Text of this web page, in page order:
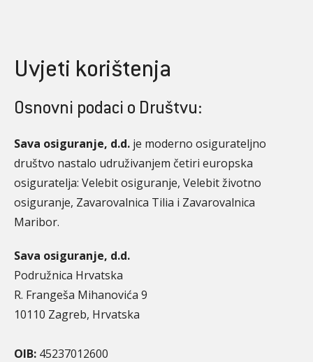
Uvjeti korištenja
Osnovni podaci o Društvu:
Sava osiguranje, d.d. je moderno osigurateljno
društvo nastalo udruživanjem četiri europska
osiguratelja: Velebit osiguranje, Velebit životno
osiguranje, Zavarovalnica Tilia i Zavarovalnica
Maribor.
Sava osiguranje, d.d.
Podružnica Hrvatska
R. Frangeša Mihanovića 9
10110 Zagreb, Hrvatska
OIB: 45237012600